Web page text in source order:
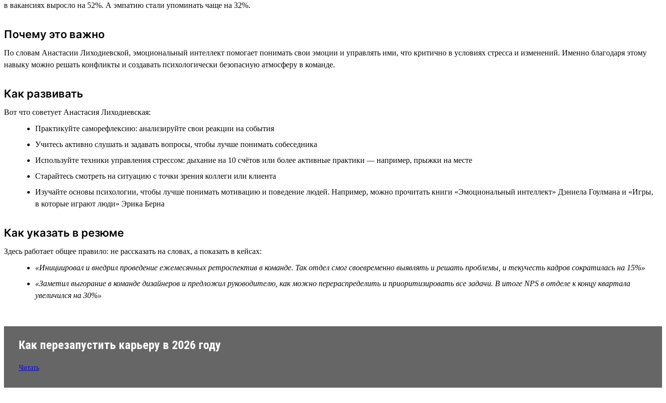
в вакансиях выросло на 52%. А эмпатию стали упоминать чаще на 32%.
Почему это важно
По словам Анастасии Лиходиевской, эмоциональный интеллект помогает понимать свои эмоции и управлять ими, что критично в условиях стресса и изменений. Именно благодаря этому
навыку можно решать конфликты и создавать психологически безопасную атмосферу в команде.
Как развивать
Вот что советует Анастасия Лиходиевская:
Практикуйте саморефлексию: анализируйте свои реакции на события
Учитесь активно слушать и задавать вопросы, чтобы лучше понимать собеседника
Используйте техники управления стрессом: дыхание на 10 счётов или более активные практики — например, прыжки на месте
Старайтесь смотреть на ситуацию с точки зрения коллеги или клиента
Изучайте основы психологии, чтобы лучше понимать мотивацию и поведение людей. Например, можно прочитать книги «Эмоциональный интеллект» Дэниела Гоулмана и «Игры,
в которые играют люди» Эрика Берна
Как указать в резюме
Здесь работает общее правило: не рассказать на словах, а показать в кейсах:
«Инициировал и внедрил проведение ежемесячных ретроспектив в команде. Так отдел смог своевременно выявлять и решать проблемы, и текучесть кадров сократилась на 15%»
«Заметил выгорание в команде дизайнеров и предложил руководителю, как можно перераспределить и приоритизировать все задачи. В итоге NPS в отделе к концу квартала
увеличился на 30%»
Как перезапустить карьеру в 2026 году
Читать